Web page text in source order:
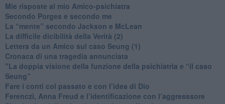
​Mie risposte al mio Amico-psichiatra
​Secondo Porges e secondo me
​La “mente” secondo Jackson e McLean
La difficile dicibilità della Verità (2)
​Lettera da un Amico sul caso Seung (1)
​Cronaca di una tragedia annunciata
"​La doppia visione della funzione della psichiatria e “il caso
Seung”
​Fare i conti col passato e con l’idea di Dio
​Ferenczi, Anna Freud e l’identificazione con l’aggresssore